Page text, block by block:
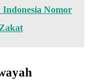
Nomor